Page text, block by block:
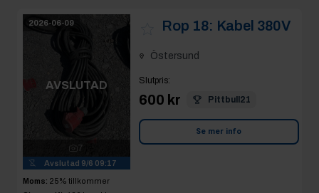
2026-06-09
AVSLUTAD
7
Avslutad 9/6 09:17
Moms: 25% tillkommer
Rop 18: Kabel 380V
Östersund
Slutpris:
600 kr Pittbull21
Se mer info